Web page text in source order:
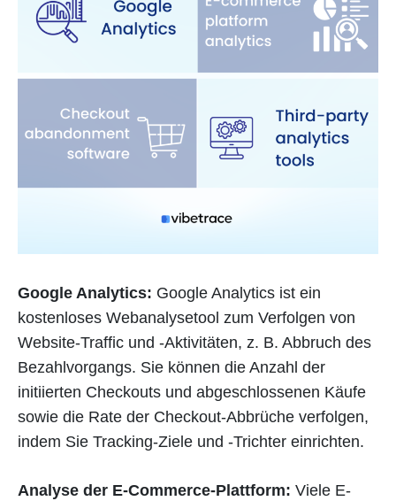
Google Analytics: Google Analytics ist ein
kostenloses Webanalysetool zum Verfolgen von
Website-Traffic und -Aktivitäten, z. B. Abbruch des
Bezahlvorgangs. Sie können die Anzahl der
initiierten Checkouts und abgeschlossenen Käufe
sowie die Rate der Checkout-Abbrüche verfolgen,
indem Sie Tracking-Ziele und -Trichter einrichten.
Analyse der E-Commerce-Plattform: Viele E-